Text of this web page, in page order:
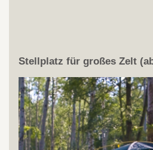
Stellplatz für großes Zelt